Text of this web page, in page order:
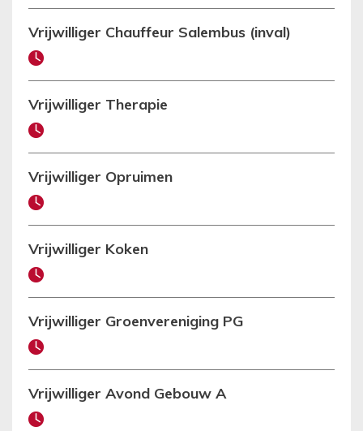
Vrijwilliger Chauffeur Salembus (inval)
Vrijwilliger Therapie
Vrijwilliger Opruimen
Vrijwilliger Koken
Vrijwilliger Groenvereniging PG
Vrijwilliger Avond Gebouw A